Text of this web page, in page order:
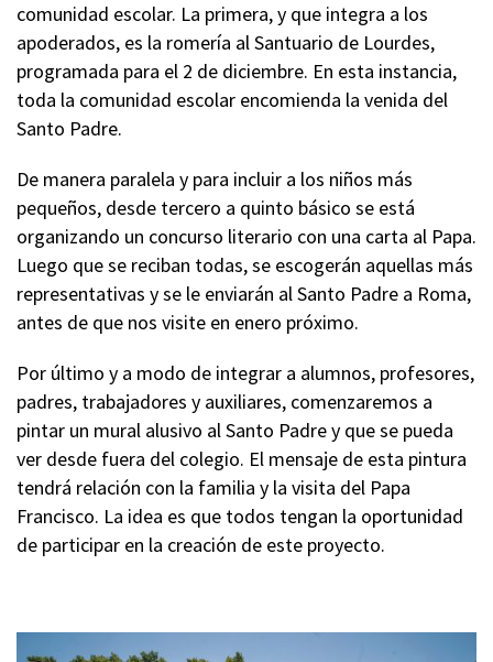
comunidad escolar. La primera, y que integra a los
apoderados, es la romería al Santuario de Lourdes,
programada para el 2 de diciembre. En esta instancia,
toda la comunidad escolar encomienda la venida del
Santo Padre.
De manera paralela y para incluir a los niños más
pequeños, desde tercero a quinto básico se está
organizando un concurso literario con una carta al Papa.
Luego que se reciban todas, se escogerán aquellas más
representativas y se le enviarán al Santo Padre a Roma,
antes de que nos visite en enero próximo.
Por último y a modo de integrar a alumnos, profesores,
padres, trabajadores y auxiliares, comenzaremos a
pintar un mural alusivo al Santo Padre y que se pueda
ver desde fuera del colegio. El mensaje de esta pintura
tendrá relación con la familia y la visita del Papa
Francisco. La idea es que todos tengan la oportunidad
de participar en la creación de este proyecto.